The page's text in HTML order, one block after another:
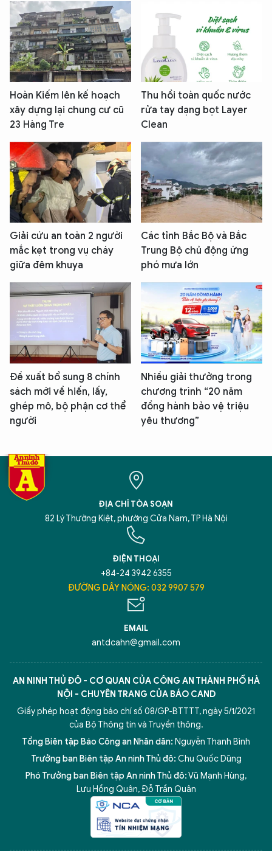
Hoàn Kiếm lên kế hoạch
xây dựng lại chung cư cũ
23 Hàng Tre
Thu hồi toàn quốc nước
rửa tay dạng bọt Layer
Clean
Giải cứu an toàn 2 người
mắc kẹt trong vụ cháy
giữa đêm khuya
Các tỉnh Bắc Bộ và Bắc
Trung Bộ chủ động ứng
phó mưa lớn
Đề xuất bổ sung 8 chính
sách mới về hiến, lấy,
ghép mô, bộ phận cơ thể
người
Nhiều giải thưởng trong
chương trình “20 năm
đồng hành bảo vệ triệu
yêu thương”
ĐỊA CHỈ TÒA SOẠN
82 Lý Thường Kiệt, phường Cửa Nam, TP Hà Nội
ĐIỆN THOẠI
+84-24 3942 6355
ĐƯỜNG DÂY NÓNG: 032 9907 579
EMAIL
antdcahn@gmail.com
AN NINH THỦ ĐÔ - CƠ QUAN CỦA CÔNG AN THÀNH PHỐ HÀ
NỘI - CHUYÊN TRANG CỦA BÁO CAND
Giấy phép hoạt động báo chí số 08/GP-BTTTT, ngày 5/1/2021
của Bộ Thông tin và Truyền thông.
Tổng Biên tập Báo Công an Nhân dân: Nguyễn Thanh Bình
Trưởng ban Biên tập An ninh Thủ đô: Chu Quốc Dũng
Phó Trưởng ban Biên tập An ninh Thủ đô:Vũ Mạnh Hùng,
Lưu Hồng Quân, Đỗ Trần Quân
5 điểm nghẽn của Hà Nội giải pháp xử lý điểm nghẽn của